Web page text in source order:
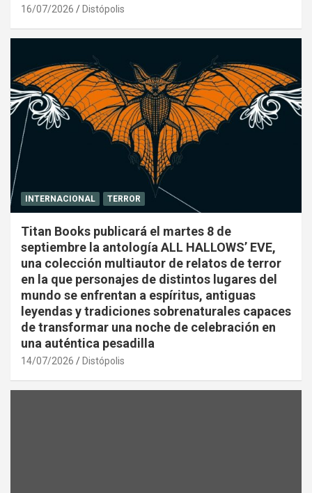
16/07/2026 Distópolis
INTERNACIONAL TERROR
Titan Books publicará el martes 8 de
septiembre la antología ALL HALLOWS’ EVE,
una colección multiautor de relatos de terror
en la que personajes de distintos lugares del
mundo se enfrentan a espíritus, antiguas
leyendas y tradiciones sobrenaturales capaces
de transformar una noche de celebración en
una auténtica pesadilla
14/07/2026 Distópolis